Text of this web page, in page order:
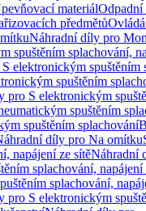
materiál
předmětů
Náhradní díly pro
spuštěním splachování,
elektronickým spuštěním
spuštěním
pro S elektronickým
spuštěním
spuštěním splachování
díly pro Na omítku
napájení ze sítěNáhradní
splachování, napájení
splachování,
pro S elektronickým